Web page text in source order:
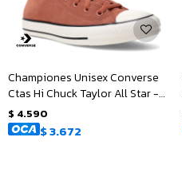
Championes Unisex Converse
Ctas Hi Chuck Taylor All Star -
Marrón - Blanco
$ 4.590
$3.672